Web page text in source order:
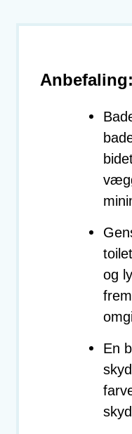
Anbefaling:
og
En